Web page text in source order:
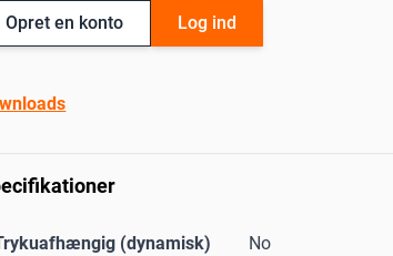
Opret en konto Log ind
(dynamisk) No